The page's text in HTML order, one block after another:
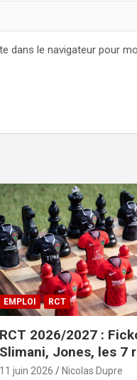
dans le navigateur pour
EMPLOI RCT
RCT 2026/2027 :
Slimani, Jones, les 7
officialisées
11 juin 2026 Nicolas Dupre